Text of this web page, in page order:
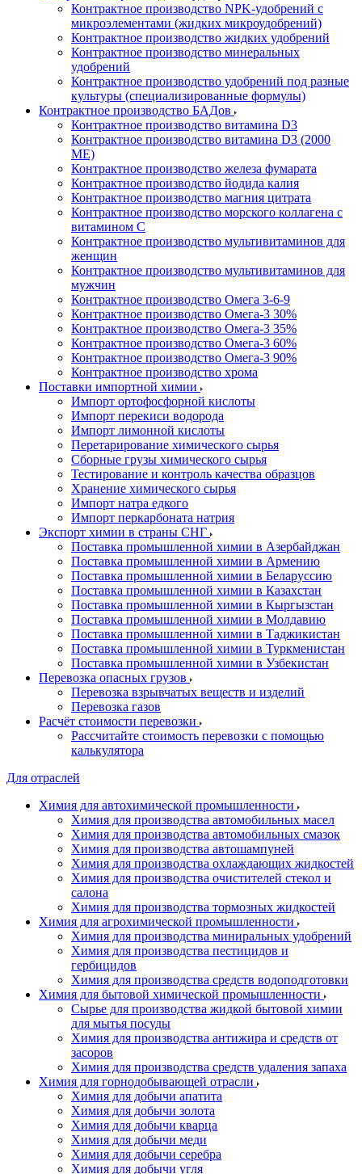
Контрактное производство NPK-удобрений с
микроэлементами (жидких микроудобрений)
Контрактное производство жидких удобрений
Контрактное производство минеральных
удобрений
Контрактное производство удобрений под разные
культуры (специализированные формулы)
Контрактное производство БАДов
Контрактное производство витамина D3
Контрактное производство витамина D3 (2000
МЕ)
Контрактное производство железа фумарата
Контрактное производство йодида калия
Контрактное производство магния цитрата
Контрактное производство морского коллагена с
витамином С
Контрактное производство мультивитаминов для
женщин
Контрактное производство мультивитаминов для
мужчин
Контрактное производство Омега 3-6-9
Контрактное производство Омега-3 30%
Контрактное производство Омега-3 35%
Контрактное производство Омега-3 60%
Контрактное производство Омега-3 90%
Контрактное производство хрома
Поставки импортной химии
Импорт ортофосфорной кислоты
Импорт перекиси водорода
Импорт лимонной кислоты
Перетарирование химического сырья
Сборные грузы химического сырья
Тестирование и контроль качества образцов
Хранение химического сырья
Импорт натра едкого
Импорт перкарбоната натрия
Экспорт химии в страны СНГ
Поставка промышленной химии в Азербайджан
Поставка промышленной химии в Армению
Поставка промышленной химии в Беларуссию
Поставка промышленной химии в Казахстан
Поставка промышленной химии в Кыргызстан
Поставка промышленной химии в Молдавию
Поставка промышленной химии в Таджикистан
Поставка промышленной химии в Туркменистан
Поставка промышленной химии в Узбекистан
Перевозка опасных грузов
Перевозка взрывчатых веществ и изделий
Перевозка газов
Расчёт стоимости перевозки
Рассчитайте стоимость перевозки с помощью
калькулятора
Для отраслей
Химия для автохимической промышленности
Химия для производства автомобильных масел
Химия для производства автомобильных смазок
Химия для производства автошампуней
Химия для производства охлаждающих жидкостей
Химия для производства очистителей стекол и
салона
Химия для производства тормозных жидкостей
Химия для агрохимической промышленности
Химия для производства миниральных удобрений
Химия для производства пестицидов и
гербицидов
Химия для производства средств водоподготовки
Химия для бытовой химической промышленности
Сырье для производства жидкой бытовой химии
для мытья посуды
Химия для производства антижира и средств от
засоров
Химия для производства средств удаления запаха
Химия для горнодобывающей отрасли
Химия для добычи апатита
Химия для добычи золота
Химия для добычи кварца
Химия для добычи меди
Химия для добычи серебра
Химия для добычи угля